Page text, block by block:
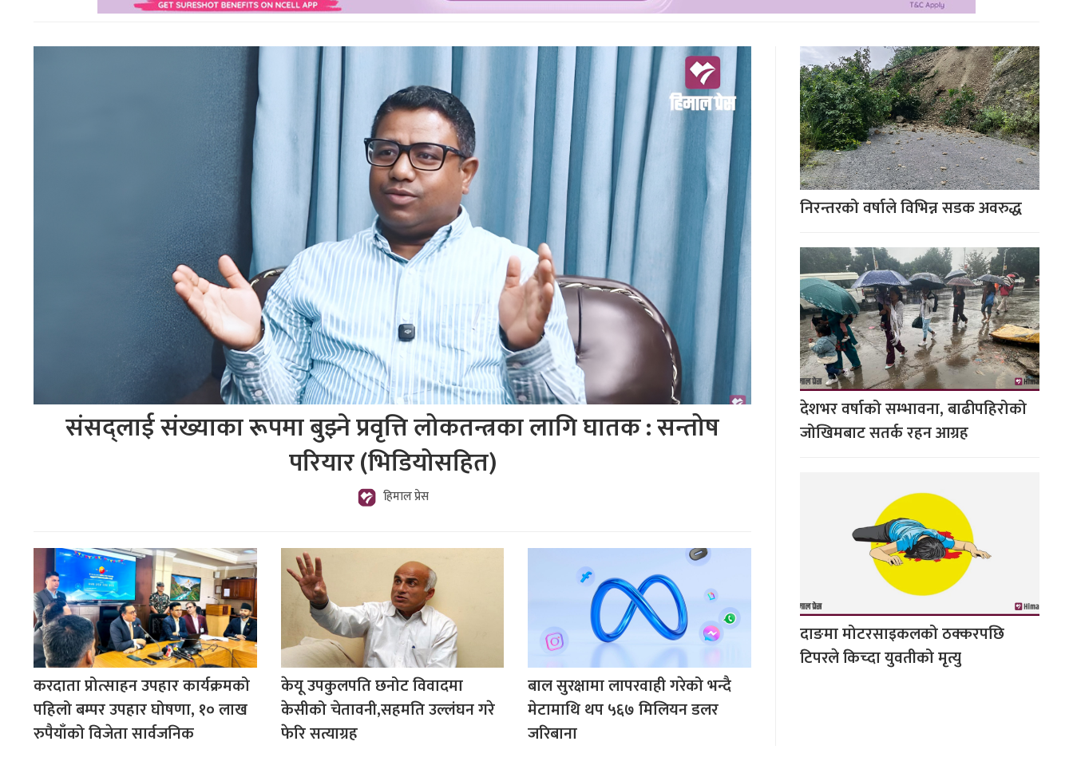
संसद्लाई संख्याका रूपमा बुझ्ने प्रवृत्ति लोकतन्त्रका लागि घातक : सन्तोष
परियार (भिडियोसहित)
हिमाल प्रेस
करदाता प्रोत्साहन उपहार कार्यक्रमको
पहिलो बम्पर उपहार घोषणा, १० लाख
रुपैयाँको विजेता सार्वजनिक
केयू उपकुलपति छनोट विवादमा
केसीको चेतावनी,सहमति उल्लंघन गरे
फेरि सत्याग्रह
बाल सुरक्षामा लापरवाही गरेको भन्दै
मेटामाथि थप ५६७ मिलियन डलर
जरिबाना
निरन्तरको वर्षाले विभिन्न सडक अवरुद्ध
देशभर वर्षाको सम्भावना, बाढीपहिरोको
जोखिमबाट सतर्क रहन आग्रह
दाङमा मोटरसाइकलको ठक्करपछि
टिपरले किच्दा युवतीको मृत्यु